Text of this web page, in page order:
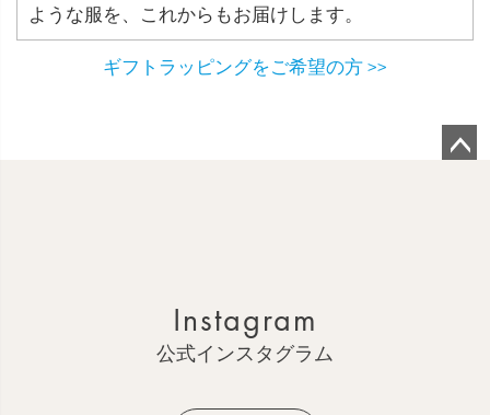
ような服を、これからもお届けします。
ギフトラッピングをご希望の方 >>
Instagram
公式インスタグラム